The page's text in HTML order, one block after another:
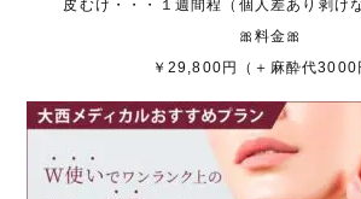
皮むけ・・・１週間程（個人差あり剥け
🎀料金🎀
￥29,800円（＋麻酔代3000